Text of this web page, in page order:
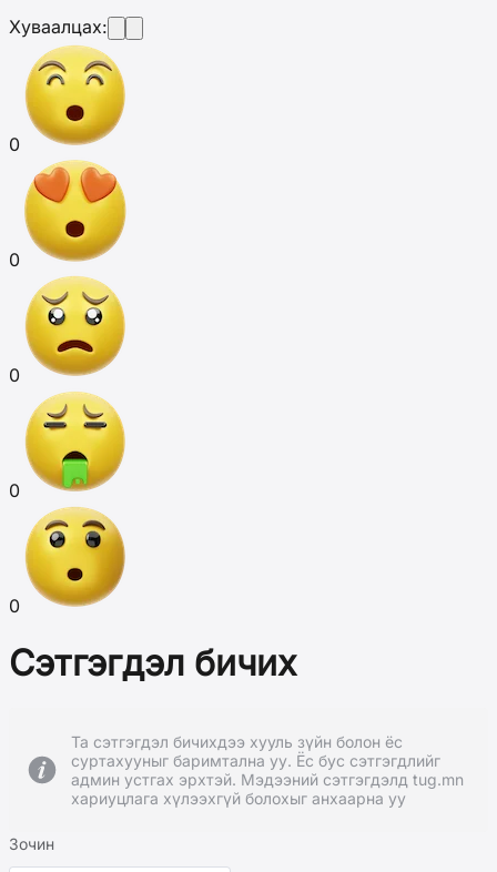
Хуваалцах:
0
0
0
0
0
Сэтгэгдэл бичих
Та сэтгэгдэл бичихдээ хууль зүйн болон ёс
суртахууныг баримтална уу. Ёс бус сэтгэгдлийг
админ устгах эрхтэй. Мэдээний сэтгэгдэлд tug.mn
хариуцлага хүлээхгүй болохыг анхаарна уу
Зочин